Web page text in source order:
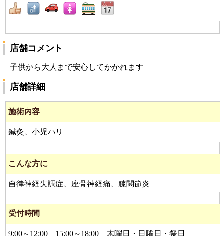
店舗コメント
子供から大人まで安心してかかれます
店舗詳細
施術内容
鍼灸、小児ハリ
こんな方に
自律神経失調症、座骨神経痛、膝関節炎
受付時間
9:00～12:00 15:00～18:00 木曜日・日曜日・祭日